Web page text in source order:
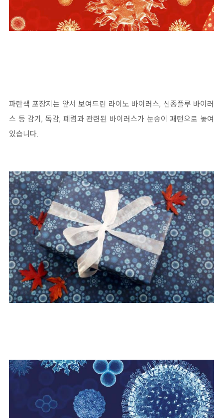
파란색 포장지는 앞서 보여드린 라이노 바이러스, 신종플루 바이러
스 등 감기, 독감, 폐렴과 관련된 바이러스가 눈송이 패턴으로 놓여
있습니다.